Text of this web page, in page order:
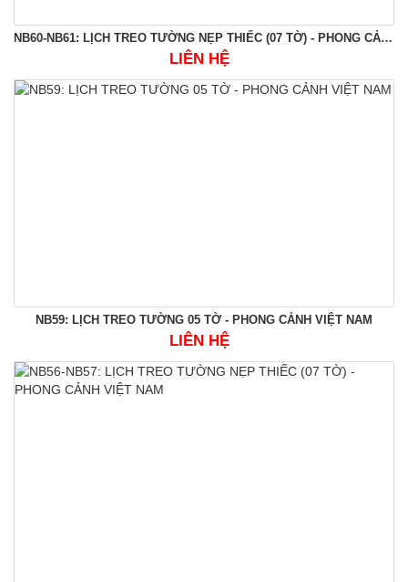
NB60-NB61: LỊCH TREO TƯỜNG NẸP THIẾC (07 TỜ) - PHONG CẢNH VIỆT NAM
LIÊN HỆ
NB59: LỊCH TREO TƯỜNG 05 TỜ - PHONG CẢNH VIỆT NAM
LIÊN HỆ